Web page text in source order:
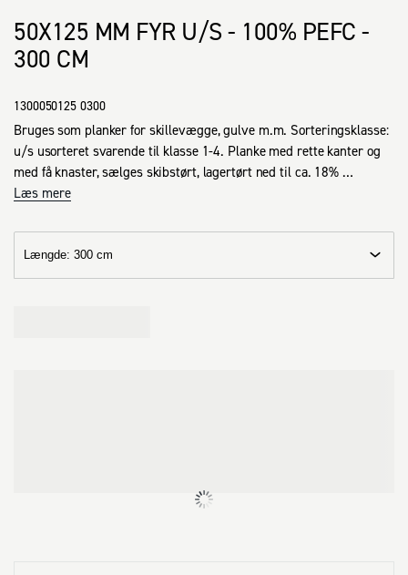
50X125 MM FYR U/S - 100% PEFC -
300 CM
1300050125 0300
Bruges som planker for skillevægge, gulve m.m. Sorteringsklasse:
u/s usorteret svarende til klasse 1-4. Planke med rette kanter og
med få knaster, sælges skibstørt, lagertørt ned til ca. 18%
fugtindhold.
Læs mere
Længde: 300 cm